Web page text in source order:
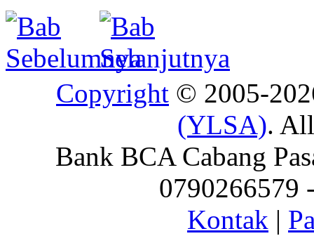
Copyright © 2005-
(YLSA).
Bank BCA Cabang
0790266579
Kontak |